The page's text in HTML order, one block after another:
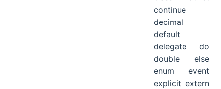
continue
decimal
default
delegate do
double else
enum event
explicit extern